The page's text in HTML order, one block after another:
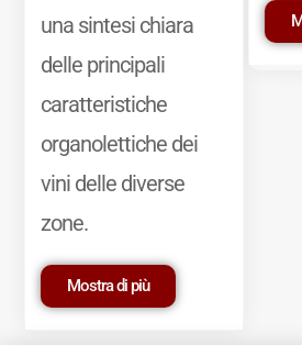
una sintesi chiara
delle principali
caratteristiche
organolettiche dei
vini delle diverse
zone.
Mostra di più